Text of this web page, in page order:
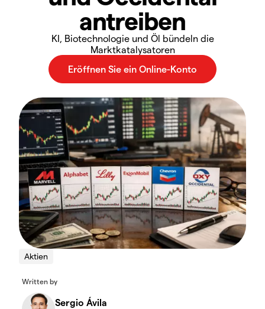
antreiben
KI, Biotechnologie und Öl bündeln die
Marktkatalysatoren
Aktien
Written by
Sergio Ávila